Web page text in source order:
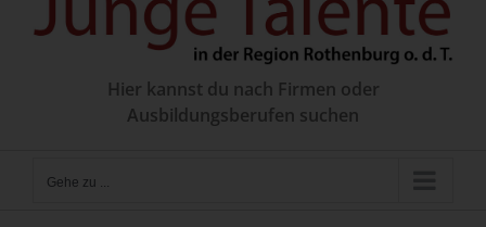
Hier kannst du nach Firmen oder
Ausbildungsberufen suchen
Gehe zu ...